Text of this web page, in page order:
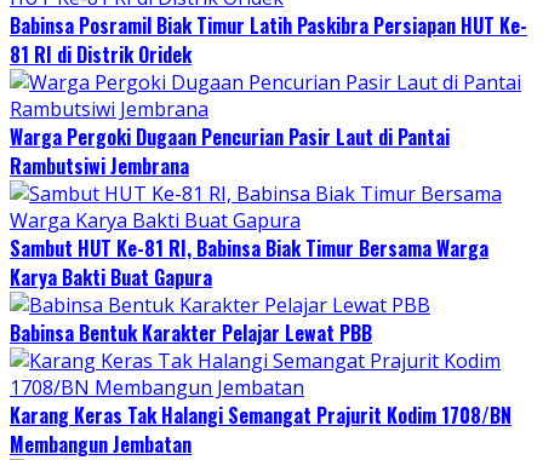
Babinsa Posramil Biak Timur Latih Paskibra Persiapan HUT Ke-
81 RI di Distrik Oridek
Warga Pergoki Dugaan Pencurian Pasir Laut di Pantai
Rambutsiwi Jembrana
Sambut HUT Ke-81 RI, Babinsa Biak Timur Bersama Warga
Karya Bakti Buat Gapura
Babinsa Bentuk Karakter Pelajar Lewat PBB
Karang Keras Tak Halangi Semangat Prajurit Kodim 1708/BN
Membangun Jembatan